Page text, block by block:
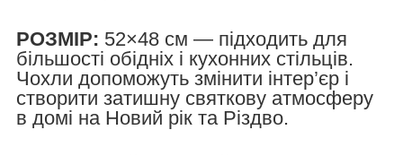
РОЗМІР: 52×48 см — підходить для
більшості обідніх і кухонних стільців.
Чохли допоможуть змінити інтер’єр і
створити затишну святкову атмосферу
в домі на Новий рік та Різдво.